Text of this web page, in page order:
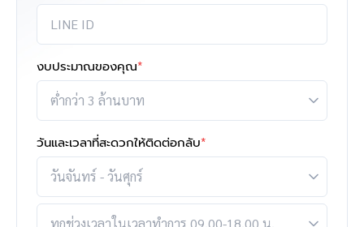
งบประมาณของคุณ*
วันและเวลาที่สะดวกให้ติดต่อกลับ*